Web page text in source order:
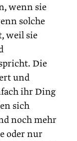
wenn sie
solche
weil sie
Die
und
ihr Ding
sich
noch mehr
oder nur